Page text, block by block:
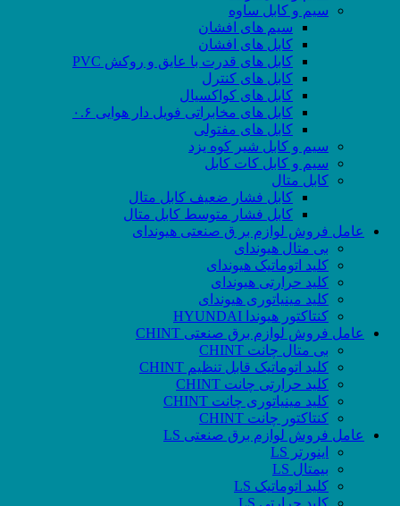
سیم و کابل ساوه
سیم های افشان
کابل های افشان
کابل های قدرت با عایق و روکش PVC
کابل های کنترل
کابل های کواکسیال
کابل های مخابراتی فویل دار هوایی ۰.۶
کابل های مفتولی
سیم و کابل شیر کوه یزد
سیم و کابل کات کابل
کابل متال
کابل فشار ضعیف کابل متال
کابل فشار متوسط کابل متال
عامل فروش لوازم بر ق صنعتی هیوندای
بی متال هیوندای
کلید اتوماتیک هیوندای
کلید حرارتی هیوندای
کلید مینیاتوری هیوندای
کنتاکتور هیوندا HYUNDAI
عامل فروش لوازم برق صنعتی CHINT
بی متال چانت CHINT
کلید اتوماتیک قابل تنظیم CHINT
کلید حرارتی چانت CHINT
کلید مینیاتوری چانت CHINT
کنتاکتور چانت CHINT
عامل فروش لوازم برق صنعتی LS
اینورتر LS
بیمتال LS
کلید اتوماتیک LS